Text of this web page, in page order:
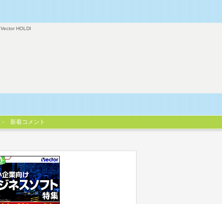
Vector HOLDI
新着コメント